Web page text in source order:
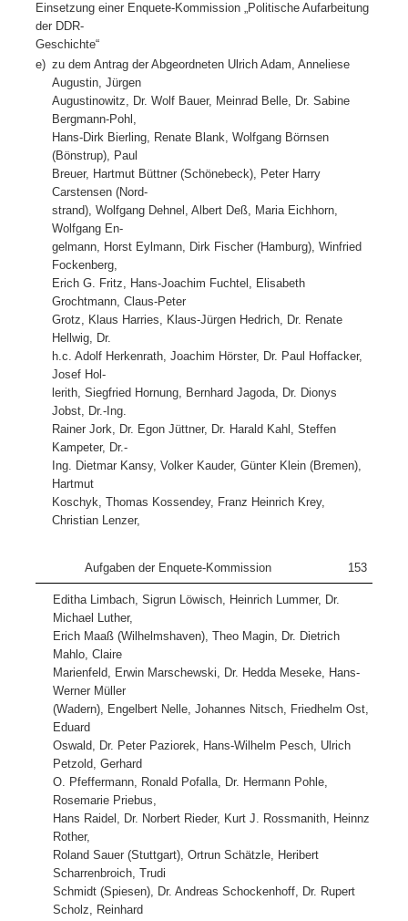
Einsetzung einer Enquete-Kommission „Politische Aufarbeitung
der DDR-
Geschichte“
e) zu dem Antrag der Abgeordneten Ulrich Adam, Anneliese
Augustin, Jürgen
Augustinowitz, Dr. Wolf Bauer, Meinrad Belle, Dr. Sabine
Bergmann-Pohl,
Hans-Dirk Bierling, Renate Blank, Wolfgang Börnsen
(Bönstrup), Paul
Breuer, Hartmut Büttner (Schönebeck), Peter Harry
Carstensen (Nord-
strand), Wolfgang Dehnel, Albert Deß, Maria Eichhorn,
Wolfgang En-
gelmann, Horst Eylmann, Dirk Fischer (Hamburg), Winfried
Fockenberg,
Erich G. Fritz, Hans-Joachim Fuchtel, Elisabeth
Grochtmann, Claus-Peter
Grotz, Klaus Harries, Klaus-Jürgen Hedrich, Dr. Renate
Hellwig, Dr.
h.c. Adolf Herkenrath, Joachim Hörster, Dr. Paul Hoffacker,
Josef Hol-
lerith, Siegfried Hornung, Bernhard Jagoda, Dr. Dionys
Jobst, Dr.-Ing.
Rainer Jork, Dr. Egon Jüttner, Dr. Harald Kahl, Steffen
Kampeter, Dr.-
Ing. Dietmar Kansy, Volker Kauder, Günter Klein (Bremen),
Hartmut
Koschyk, Thomas Kossendey, Franz Heinrich Krey,
Christian Lenzer,
153
Aufgaben der Enquete-Kommission
Editha Limbach, Sigrun Löwisch, Heinrich Lummer, Dr.
Michael Luther,
Erich Maaß (Wilhelmshaven), Theo Magin, Dr. Dietrich
Mahlo, Claire
Marienfeld, Erwin Marschewski, Dr. Hedda Meseke, Hans-
Werner Müller
(Wadern), Engelbert Nelle, Johannes Nitsch, Friedhelm Ost,
Eduard
Oswald, Dr. Peter Paziorek, Hans-Wilhelm Pesch, Ulrich
Petzold, Gerhard
O. Pfeffermann, Ronald Pofalla, Dr. Hermann Pohle,
Rosemarie Priebus,
Hans Raidel, Dr. Norbert Rieder, Kurt J. Rossmanith, Heinnz
Rother,
Roland Sauer (Stuttgart), Ortrun Schätzle, Heribert
Scharrenbroich, Trudi
Schmidt (Spiesen), Dr. Andreas Schockenhoff, Dr. Rupert
Scholz, Reinhard